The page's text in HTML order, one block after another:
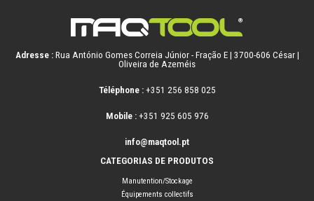
Adresse :Rua António Gomes Correia Júnior - Fração E | 3700-606 César |
Oliveira de Azeméis
Téléphone :+351 256 858 025
Mobile :+351 925 605 976
info@maqtool.pt
CATEGORIAS DE PRODUTOS
Manutention/Stockage
Équipements collectifs